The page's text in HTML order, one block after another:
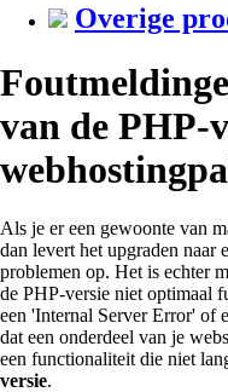
Overige
van de PHP-
Als je er een gewoonte van
dan levert het upgraden naar
problemen op. Het is echter
de PHP-versie niet optimaal
een 'Internal Server Error' of
dat een onderdeel van je
een functionaliteit die niet
versie.